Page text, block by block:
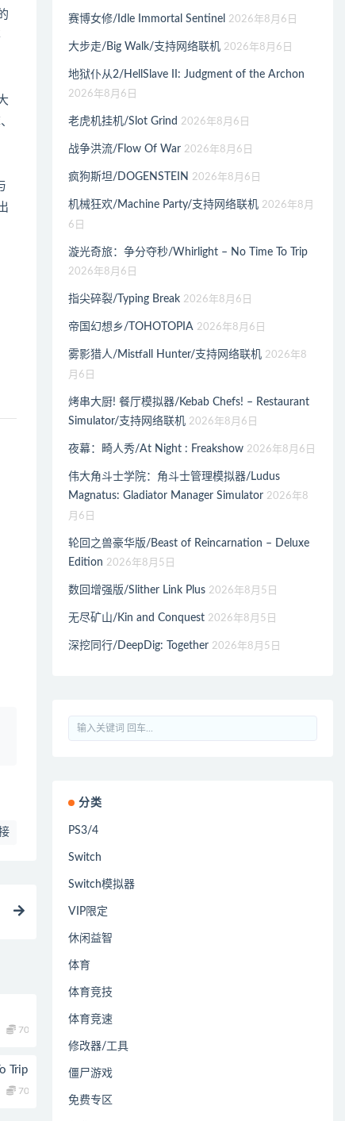
70
Trip
70
赛博女修/Idle Immortal Sentinel 2026年8月6日
大步走/Big Walk/支持网络联机 2026年8月6日
地狱仆从2/HellSlave II: Judgment of the Archon
2026年8月6日
老虎机挂机/Slot Grind 2026年8月6日
战争洪流/Flow Of War 2026年8月6日
疯狗斯坦/DOGENSTEIN 2026年8月6日
机械狂欢/Machine Party/支持网络联机 2026年8月
6日
漩光奇旅：争分夺秒/Whirlight – No Time To Trip
2026年8月6日
指尖碎裂/Typing Break 2026年8月6日
帝国幻想乡/TOHOTOPIA 2026年8月6日
雾影猎人/Mistfall Hunter/支持网络联机 2026年8
月6日
烤串大厨! 餐厅模拟器/Kebab Chefs! – Restaurant
Simulator/支持网络联机 2026年8月6日
夜幕：畸人秀/At Night : Freakshow 2026年8月6日
伟大角斗士学院：角斗士管理模拟器/Ludus
Magnatus: Gladiator Manager Simulator 2026年8
月6日
轮回之兽豪华版/Beast of Reincarnation – Deluxe
Edition 2026年8月5日
数回增强版/Slither Link Plus 2026年8月5日
无尽矿山/Kin and Conquest 2026年8月5日
深挖同行/DeepDig: Together 2026年8月5日
分类
PS3/4
Switch
Switch模拟器
VIP限定
休闲益智
体育
体育竞技
体育竞速
修改器/工具
僵尸游戏
免费专区